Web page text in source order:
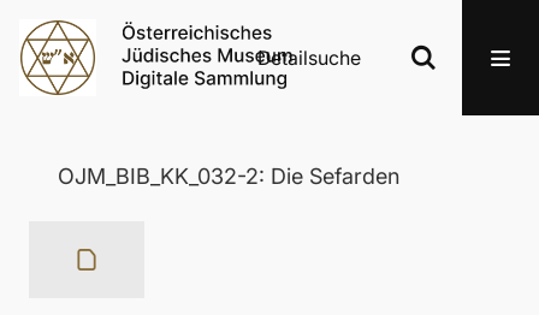
Detailsuche
OJM_BIB_KK_032-2: Die Sefarden